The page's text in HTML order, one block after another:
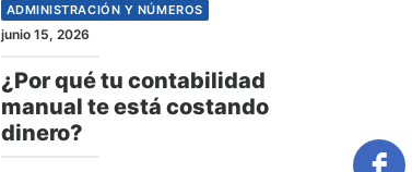
ADMINISTRACIÓN Y NÚMEROS
junio 15, 2026
¿Por qué tu contabilidad
manual te está costando
dinero?